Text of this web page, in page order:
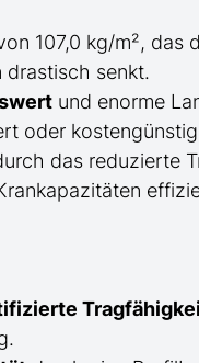
107,0 kg/m², das
drastisch senkt.
und enorme
oder
das reduzierte